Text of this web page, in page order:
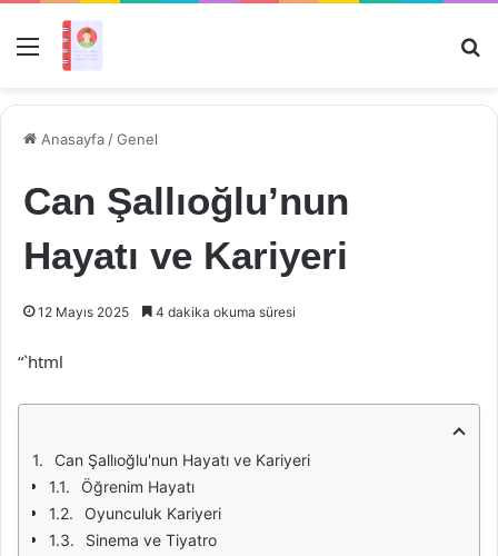
Menü
Anasayfa /Genel
Can Şallıoğlu’nun
Hayatı ve Kariyeri
12 Mayıs 2025 4 dakika okuma süresi
“`html
Can Şallıoğlu'nun Hayatı ve Kariyeri
Öğrenim Hayatı
Oyunculuk Kariyeri
Sinema ve Tiyatro